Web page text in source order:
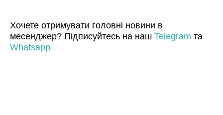
Хочете отримувати головні новини в
месенджер? Підписуйтесь на наш Telegram та
Whatsapp